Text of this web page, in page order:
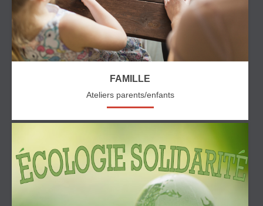
FAMILLE
Ateliers parents/enfants